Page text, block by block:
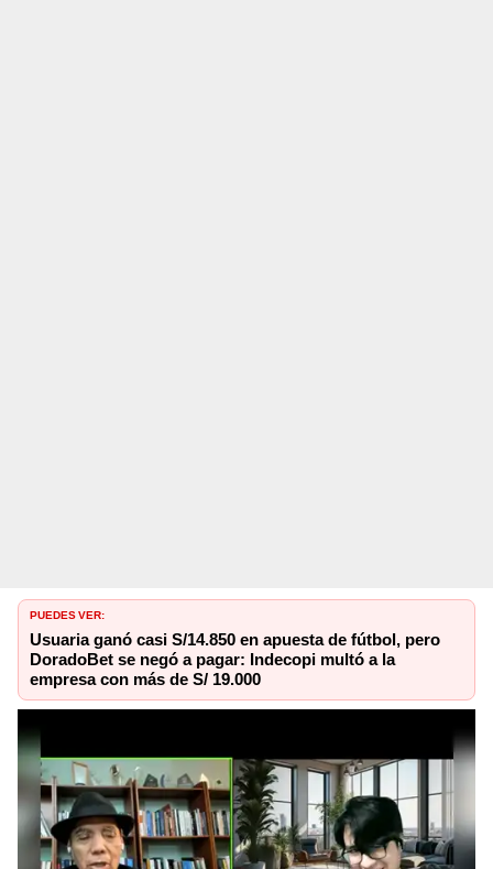
PUEDES VER:
Usuaria ganó casi S/14.850 en apuesta de fútbol, pero
DoradoBet se negó a pagar: Indecopi multó a la
empresa con más de S/ 19.000